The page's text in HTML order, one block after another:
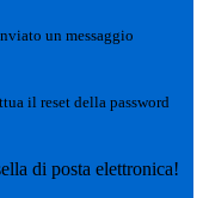
un messaggio
il reset della password
di posta elettronica!